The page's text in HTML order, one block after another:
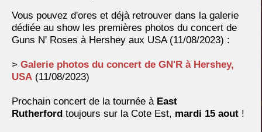
Vous pouvez d'ores et déjà retrouver dans la galerie
dédiée au show les premières photos du concert de
Guns N' Roses à Hershey aux USA (11/08/2023) :
> Galerie photos du concert de GN'R à Hershey,
USA (11/08/2023)
Prochain concert de la tournée à East
Rutherford toujours sur la Cote Est, mardi 15 aout !